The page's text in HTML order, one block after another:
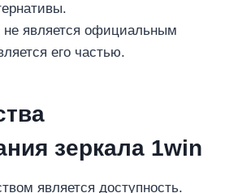
не является официальным
его частью.
зеркала 1win
является доступность.